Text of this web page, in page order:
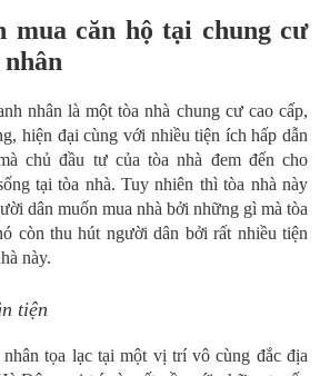
mua căn hộ tại chung cư
nhân là một tòa nhà chung cư cao cấp,
hiện đại cùng với nhiều tiện ích hấp dẫn
chủ đầu tư của tòa nhà đem đến cho
tại tòa nhà. Tuy nhiên thì tòa nhà này
dân muốn mua nhà bởi những gì mà tòa
còn thu hút người dân bởi rất nhiều tiện
này.
tiện
nhân tọa lạc tại một vị trí vô cùng đắc địa